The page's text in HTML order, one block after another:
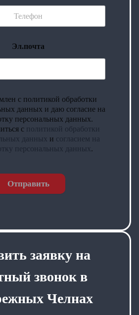
Эл.почта
с политикой обработки
данных и даю согласие на
персональных данных.
с политикой обработки
данных и согласием на
персональных данных.
Отправить
заявку на
звонок в
Челнах